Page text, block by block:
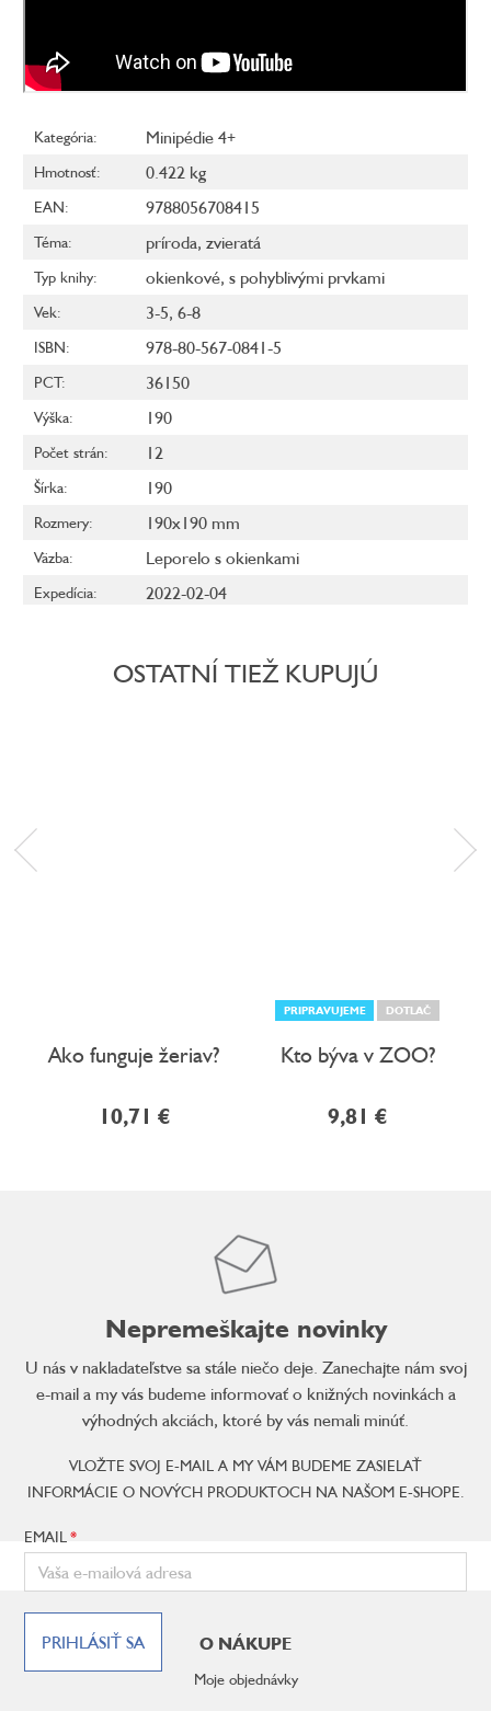
Kategória: Minipédie 4+
Hmotnosť: 0.422 kg
EAN: 9788056708415
Téma: príroda, zvieratá
Typ knihy: okienkové, s pohyblivými prvkami
Vek: 3-5, 6-8
ISBN: 978-80-567-0841-5
PCT: 36150
Výška: 190
Počet strán: 12
Šírka: 190
Rozmery: 190x190 mm
Väzba: Leporelo s okienkami
Expedícia: 2022-02-04
OSTATNÍ TIEŽ KUPUJÚ
Ako funguje žeriav?
10,71 €
PRIPRAVUJEME DOTLAČ
Kto býva v ZOO?
9,81 €
Nepremeškajte novinky
U nás v nakladateľstve sa stále niečo deje. Zanechajte nám svoj
e-mail a my vás budeme informovať o knižných novinkách a
výhodných akciách, ktoré by vás nemali minúť.
VLOŽTE SVOJ E-MAIL A MY VÁM BUDEME ZASIELAŤ
INFORMÁCIE O NOVÝCH PRODUKTOCH NA NAŠOM E-SHOPE.
EMAIL
PRIHLÁSIŤ SA O NÁKUPE
Moje objednávky